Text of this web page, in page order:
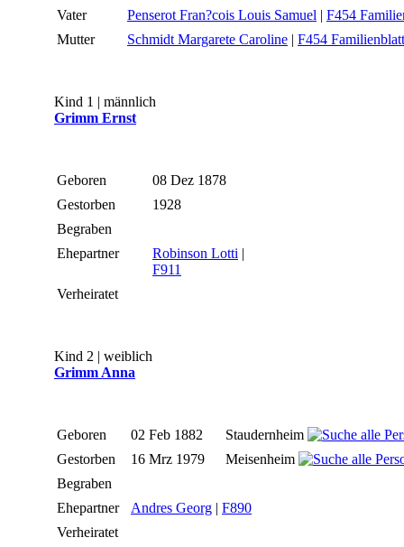
Vater
Penserot Fran?cois Louis Samuel | F454
Mutter
Schmidt Margarete Caroline | F454 Familienblatt
Kind 1 | männlich
Grimm Ernst
Geboren
08 Dez 1878
Gestorben
1928
Begraben
Ehepartner
Robinson Lotti |
F911
Verheiratet
Kind 2 | weiblich
Grimm Anna
Geboren 02 Feb 1882
Staudernheim
Gestorben
16 Mrz 1979
Meisenheim
Begraben
Ehepartner
Andres Georg | F890
Verheiratet